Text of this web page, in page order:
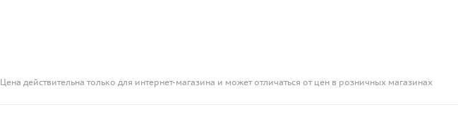
Цена действительна только для интернет-магазина и может отличаться от цен в розничных магазинах